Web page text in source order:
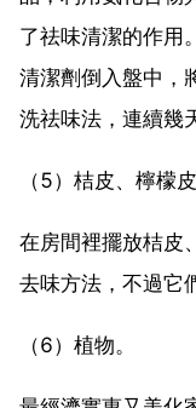
了祛味清潔的作用
清潔劑倒入盤中，
洗祛味法，連續幾
（5）桔皮、檸檬皮
在房間裡擺放桔皮
去味方法，不過它
（6）植物。